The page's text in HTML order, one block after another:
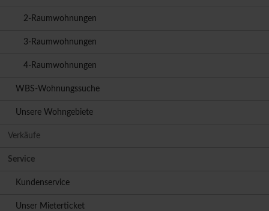
2-Raumwohnungen
3-Raumwohnungen
4-Raumwohnungen
WBS-Wohnungssuche
Unsere Wohngebiete
Verkäufe
Service
Kundenservice
Unser Mieterticket